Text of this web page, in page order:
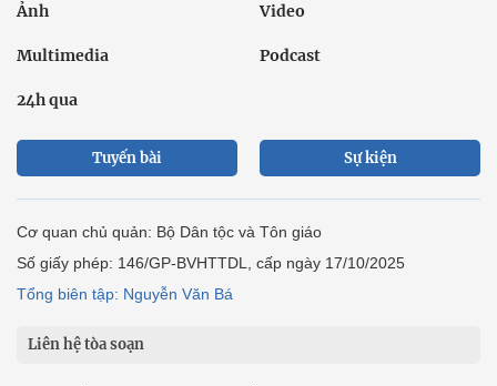
Ảnh Video
Multimedia Podcast
24h qua
Tuyến bài Sự kiện
Cơ quan chủ quản: Bộ Dân tộc và Tôn giáo
Số giấy phép: 146/GP-BVHTTDL, cấp ngày 17/10/2025
Tổng biên tập: Nguyễn Văn Bá
Liên hệ tòa soạn